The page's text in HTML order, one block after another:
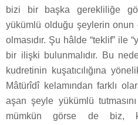
bizi bir başka gerekliliğe
yükümlü olduğu şeylerin
olmasıdır. Şu hâlde “teklif” ile
bir ilişki bulunmalıdır. Bu
kudretinin kuşatıcılığına
Mâtürîdî kelamından farklı
aşan şeyle yükümlü
mümkün görse de biz,